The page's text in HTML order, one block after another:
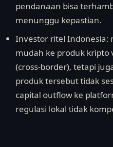
pendanaan bisa
menunggu kepastian.
Investor ritel Indonesia:
mudah ke produk kripto
(cross-border), tetapi
produk tersebut tidak
capital outflow ke
regulasi lokal tidak